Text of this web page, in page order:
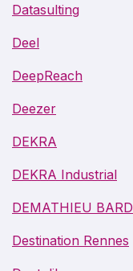
Datasulting
Deel
DeepReach
Deezer
DEKRA
DEKRA Industrial
DEMATHIEU BARD
Destination Rennes